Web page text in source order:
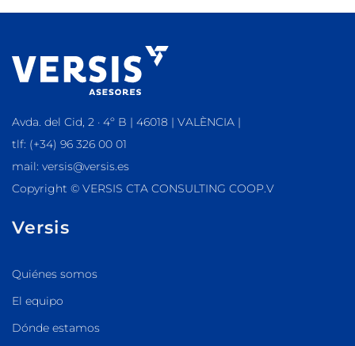
Avda. del Cid, 2 · 4º B | 46018 | VALÈNCIA |
tlf: (+34) 96 326 00 01
mail: versis@versis.es
Copyright © VERSIS CTA CONSULTING COOP.V
Versis
Quiénes somos
El equipo
Dónde estamos